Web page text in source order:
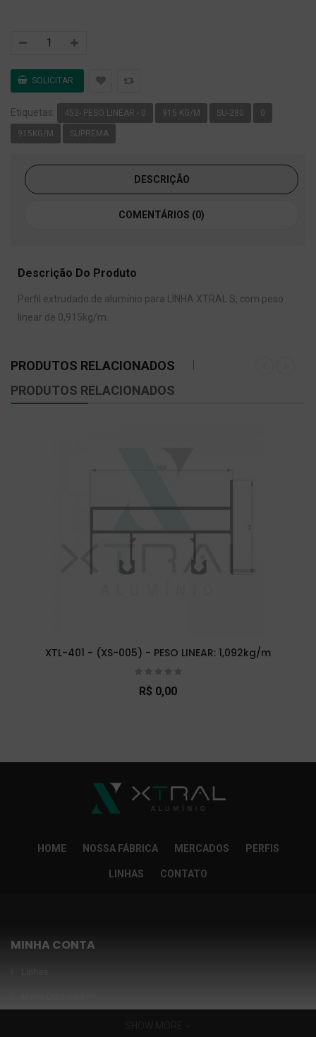
Etiquetas: 452- PESO LINEAR - 0 915 KG/M SU-280 0
915KG/M SUPREMA
DESCRIÇÃO
COMENTÁRIOS (0)
Descrição Do Produto
Perfil extrudado de alumínio para LINHA XTRAL S, com peso
linear de 0,915kg/m.
PRODUTOS RELACIONADOS
PRODUTOS RELACIONADOS
XTL-401 - (XS-005) - PESO LINEAR: 1,092kg/m
R$ 0,00
HOME NOSSA FÁBRICA MERCADOS PERFIS
LINHAS CONTATO
MINHA CONTA